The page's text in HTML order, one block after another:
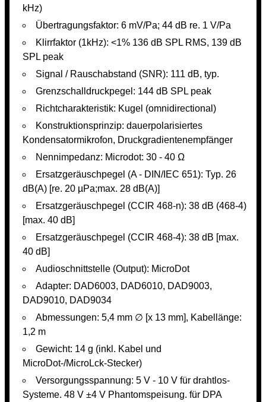
kHz)
Übertragungsfaktor: 6 mV/Pa; 44 dB re. 1 V/Pa
Klirrfaktor (1kHz): <1% 136 dB SPL RMS, 139 dB
SPL peak
Signal / Rauschabstand (SNR): 111 dB, typ.
Grenzschalldruckpegel: 144 dB SPL peak
Richtcharakteristik: Kugel (omnidirectional)
Konstruktionsprinzip: dauerpolarisiertes
Kondensatormikrofon, Druckgradientenempfänger
Nennimpedanz: Microdot: 30 - 40 Ω
Ersatzgeräuschpegel (A - DIN/IEC 651): Typ. 26
dB(A) [re. 20 µPa;max. 28 dB(A)]
Ersatzgeräuschpegel (CCIR 468-n): 38 dB (468-4)
[max. 40 dB]
Ersatzgeräuschpegel (CCIR 468-4): 38 dB [max.
40 dB]
Audioschnittstelle (Output): MicroDot
Adapter: DAD6003, DAD6010, DAD9003,
DAD9010, DAD9034
Abmessungen: 5,4 mm ∅ [x 13 mm], Kabellänge:
1,2 m
Gewicht: 14 g (inkl. Kabel und
MicroDot-/MicroLck-Stecker)
Versorgungsspannung: 5 V - 10 V für drahtlos-
Systeme. 48 V ±4 V Phantomspeisung. für DPA